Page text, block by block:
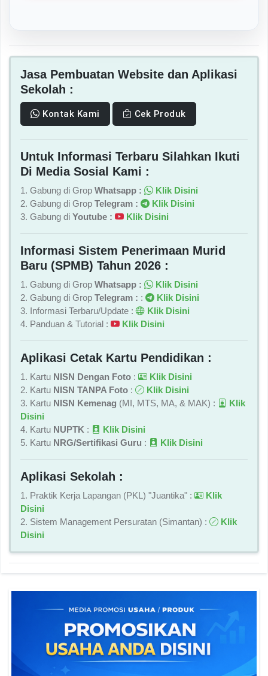
Jasa Pembuatan Website dan Aplikasi
Sekolah :
Kontak Kami Cek Produk
Untuk Informasi Terbaru Silahkan Ikuti
Di Media Sosial Kami :
1. Gabung di Grop Whatsapp :
Klik Disini
2. Gabung di Grop Telegram :
Klik Disini
3. Gabung di Youtube : Klik Disini
Informasi Sistem Penerimaan Murid
Baru (SPMB) Tahun 2026 :
1. Gabung di Grop Whatsapp :
Klik Disini
2. Gabung di Grop Telegram : :
Klik Disini
3. Informasi Terbaru/Update :
Klik Disini
4. Panduan & Tutorial :
Klik Disini
Aplikasi Cetak Kartu Pendidikan :
1. Kartu NISN Dengan Foto :
Klik Disini
2. Kartu NISN TANPA Foto :
Klik Disini
3. Kartu NISN Kemenag (MI, MTS, MA, & MAK) :
Klik
Disini
4. Kartu NUPTK :
Klik Disini
5. Kartu NRG/Sertifikasi Guru : Klik Disini
Aplikasi Sekolah :
1. Praktik Kerja Lapangan (PKL) "Juantika" :
Klik
Disini
2. Sistem Management Persuratan (Simantan) :
Klik
Disini